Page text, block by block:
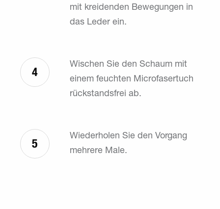
mit kreidenden Bewegungen in
das Leder ein.
4
Wischen Sie den Schaum mit
einem feuchten Microfasertuch
rückstandsfrei ab.
5
Wiederholen Sie den Vorgang
mehrere Male.